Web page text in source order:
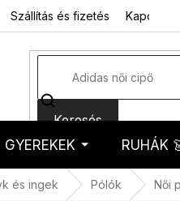
Szállítás és fizetés Kapcsolat
Keresés
GYEREKEK RUHÁK
és ingek Pólók Női